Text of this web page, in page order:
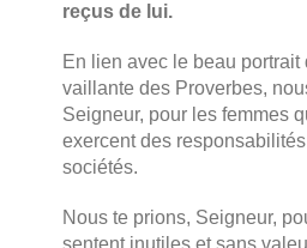
reçus de lui.
En lien avec le beau portrait
vaillante des Proverbes,
Seigneur, pour les femmes
exercent des
sociétés.
Nous te prions, Seigneur,